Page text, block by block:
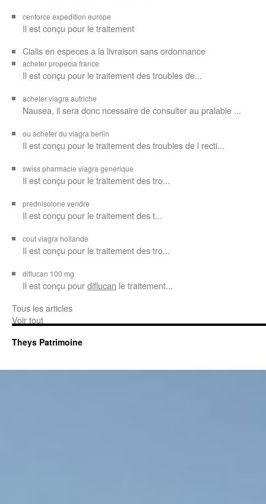
cenforce expedition europe
Il estconçu pour le traitement
Cialis en especes a la livraison sans ordonnance
acheter propecia france
Il est conçu pour le traitement des troubles de...
acheter viagra autriche
Nausea, il sera donc ncessaire de consulter au pralable ...
ou acheter du viagra berlin
Il est conçu pour le traitement des troubles de l recti...
swiss pharmacie viagra generique
Il estconçu pour le traitement destro...
prednisolone vendre
Il est conçu pour le traitement des t...
cout viagra hollande
Il est conçu pour le traitement des tro...
diflucan 100 mg
Il est conçu pourdiflucan le traitement...
Tous les articles
Voir tout
Theys Patrimoine